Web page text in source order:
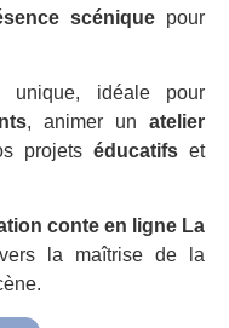
scénique pour
unique, idéale pour
, animer unatelier
projets éducatifset
conte en ligne La
la maîtrise de la